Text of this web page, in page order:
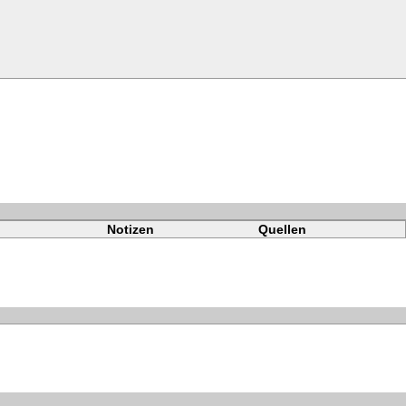
Notizen Quellen